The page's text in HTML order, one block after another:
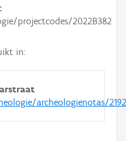
projectcodes/2022B382
in:
archeologienotas/